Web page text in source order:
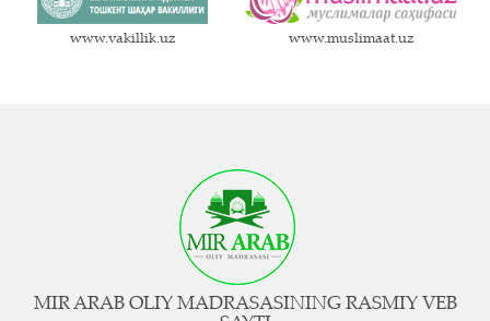
www.vakillik.uz www.muslimaat.uz
MIR ARAB OLIY MADRASASINING RASMIY VEB